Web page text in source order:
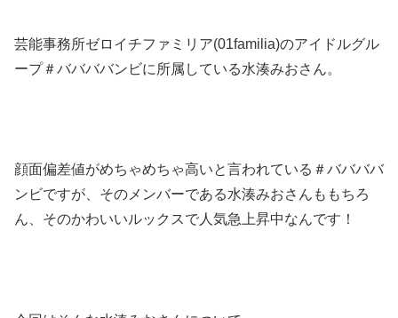
芸能事務所ゼロイチファミリア(01familia)のアイドルグル
ープ＃ババババンビに所属している水湊みおさん。
顔面偏差値がめちゃめちゃ高いと言われている＃ババババ
ンビですが、そのメンバーである水湊みおさんももちろ
ん、そのかわいいルックスで人気急上昇中なんです！